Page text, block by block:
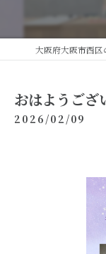
おはようござ
2026/02/09